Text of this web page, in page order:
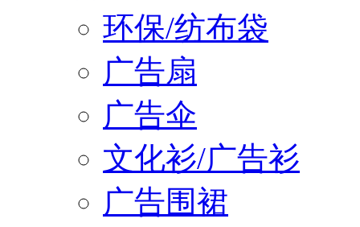
环保/纺布袋
广告扇
广告伞
文化衫/广告衫
广告围裙